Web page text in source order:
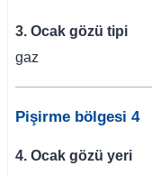
3. Ocak gözü tipi
gaz
Pişirme bölgesi 4
4. Ocak gözü yeri